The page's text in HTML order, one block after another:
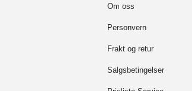
Om oss
Personvern
Frakt og retur
Salgsbetingelser